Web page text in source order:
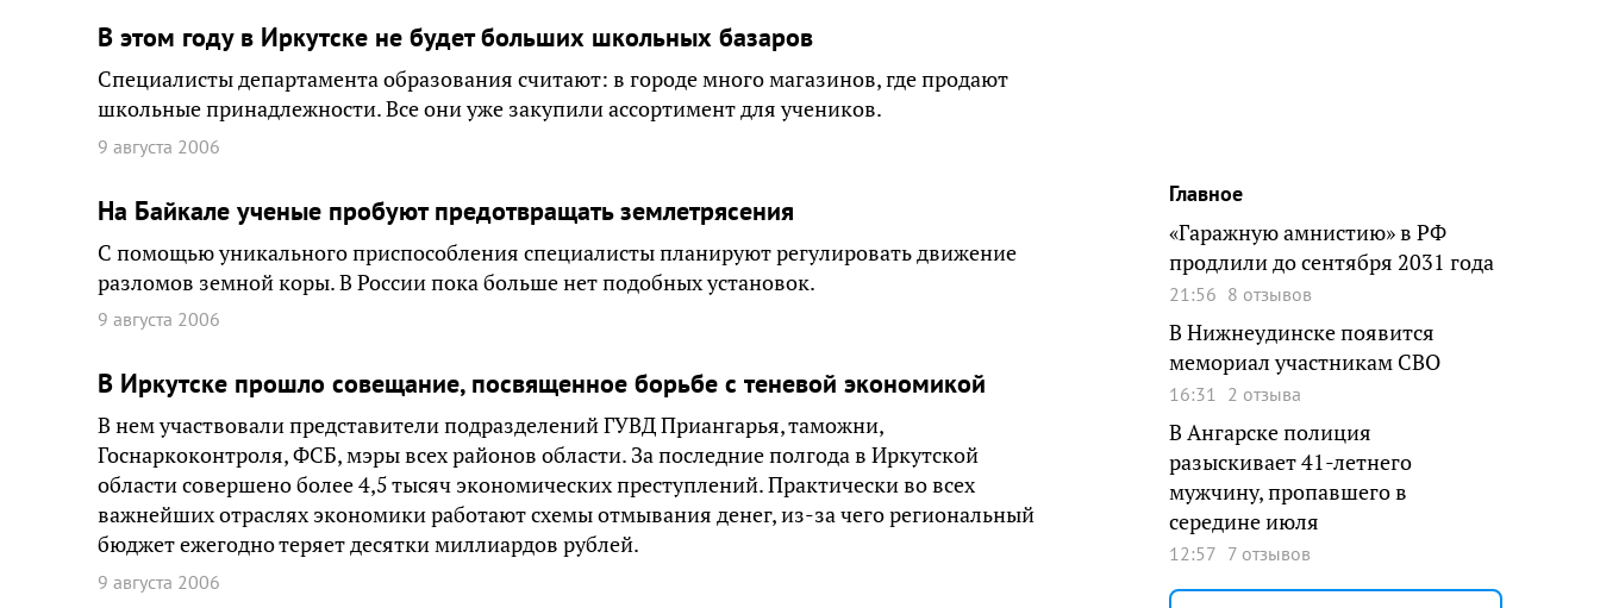
В этом году в Иркутске не будет больших школьных базаров
Специалисты департамента образования считают: в городе много магазинов, где продают
школьные принадлежности. Все они уже закупили ассортимент для учеников.
9 августа 2006
На Байкале ученые пробуют предотвращать землетрясения
С помощью уникального приспособления специалисты планируют регулировать движение
разломов земной коры. В России пока больше нет подобных установок.
9 августа 2006
В Иркутске прошло совещание, посвященное борьбе с теневой экономикой
В нем участвовали представители подразделений ГУВД Приангарья, таможни,
Госнаркоконтроля, ФСБ, мэры всех районов области. За последние полгода в Иркутской
области совершено более 4,5 тысяч экономических преступлений. Практически во всех
важнейших отраслях экономики работают схемы отмывания денег, из-за чего региональный
бюджет ежегодно теряет десятки миллиардов рублей.
9 августа 2006
Главное
«Гаражную амнистию» в РФ
продлили до сентября 2031 года
21:56 8 отзывов
В Нижнеудинске появится
мемориал участникам СВО
16:31 2 отзыва
В Ангарске полиция
разыскивает 41-летнего
мужчину, пропавшего в
середине июля
12:57 7 отзывов